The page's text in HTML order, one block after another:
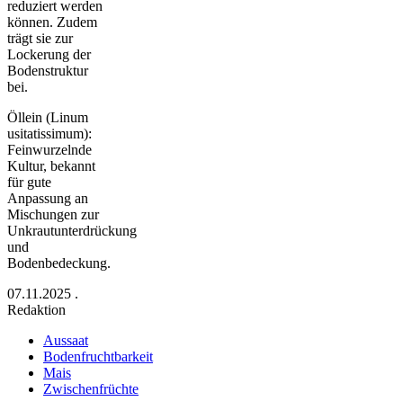
reduziert werden
können. Zudem
trägt sie zur
Lockerung der
Bodenstruktur
bei.
Öllein (Linum
usitatissimum):
Feinwurzelnde
Kultur, bekannt
für gute
Anpassung an
Mischungen zur
Unkrautunterdrückung
und
Bodenbedeckung.
07.11.2025 .
Redaktion
Aussaat
Bodenfruchtbarkeit
Mais
Zwischenfrüchte